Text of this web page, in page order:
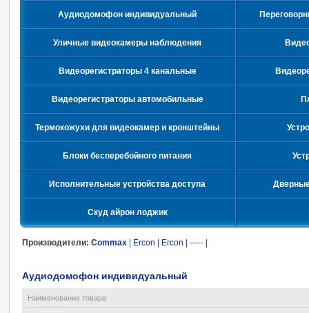
Аудиодомофон индивидуальный
Уличные видеокамеры наблюдения
Видеорегистраторы 4 канальные
Видеорегистраторы автомобильные
Термокожухи для видеокамер и кронштейны
Блоки бесперебойного питания
Исполнительные устройства доступа
Скуд айрон лоджик
Производители: Commax Ercon Ercon -----
Аудиодомофон индивидуальный
Наименование товара